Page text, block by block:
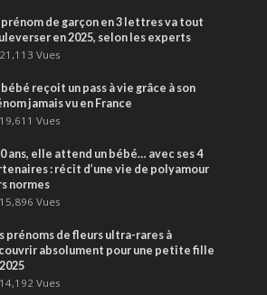
prénom de garçon en 3 lettres va tout
en 2025, selon les experts
21,113 Vues
bébé reçoit un pass à vie grâce à son
jamais vu en France
19,611 Vues
ans, elle attend un bébé… avec ses 4
: récit d’une vie de polyamour
normes
15,896 Vues
prénoms de fleurs ultra-rares à
absolument pour une petite fille
14,192 Vues